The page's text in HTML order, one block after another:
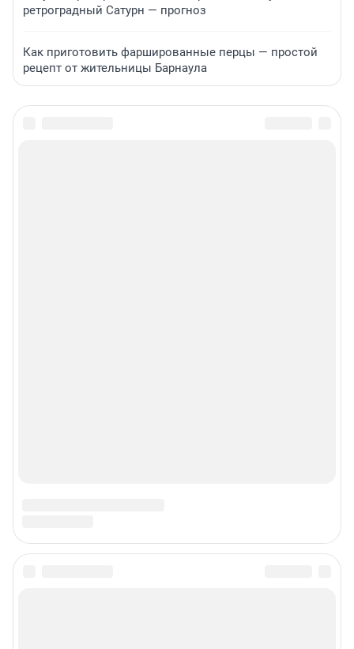
ретроградный Сатурн — прогноз
Как приготовить фаршированные перцы — простой
рецепт от жительницы Барнаула